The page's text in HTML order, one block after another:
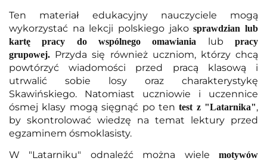
Ten materiał edukacyjny nauczyciele mogą
wykorzystać na lekcji polskiego jakosprawdzian lub
kartę pracy do wspólnego omawiania lub pracy
grupowej. Przyda się również uczniom, którzy chcą
powtórzyć wiadomości przed pracą klasową i
utrwalić sobie losy oraz charakterystykę
Skawińskiego. Natomiast uczniowie i uczennice
ósmej klasy mogą sięgnąć po tentest z "Latarnika",
by skontrolować wiedzę na temat lektury przed
egzaminem ósmoklasisty.
W "Latarniku" odnaleźć można wiele motywów